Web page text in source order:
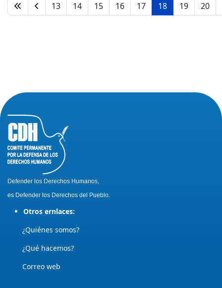
13 14 15 16 17 18 19 20
Defender los Derechos Humanos,
es Defender los Derechos del Pueblo.
Otros ernlaces:
¿Quiénes somos?
¿Qué hacemos?
Correo web